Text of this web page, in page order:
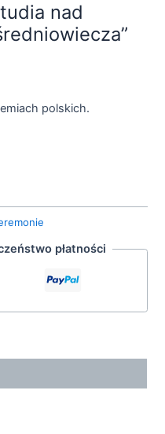
nad
polskich.
płatności